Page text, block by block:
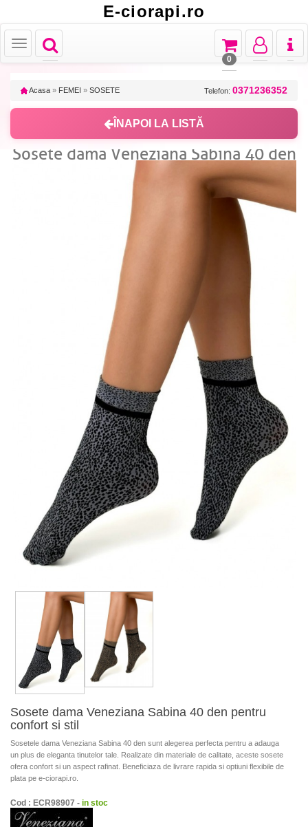
E-ciorapi.ro
Toggle
navigation
Toggle
Toggle
navigation
Toggle
navigation
Toggle
navigation
0
Acasa » FEMEI » SOSETE Telefon: 0371236352
ÎNAPOI LA LISTĂ
Sosete dama Veneziana Sabina 40 den
Sosete dama Veneziana Sabina 40 den pentru
confort si stil
Sosetele dama Veneziana Sabina 40 den sunt alegerea perfecta pentru a adauga
un plus de eleganta tinutelor tale. Realizate din materiale de calitate, aceste sosete
ofera confort si un aspect rafinat. Beneficiaza de livrare rapida si optiuni flexibile de
plata pe e-ciorapi.ro.
Cod : ECR98907 - in stoc